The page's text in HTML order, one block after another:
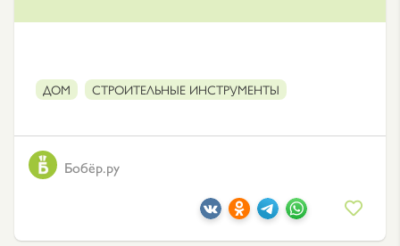
ДОМ СТРОИТЕЛЬНЫЕ ИНСТРУМЕНТЫ
Бобёр.ру